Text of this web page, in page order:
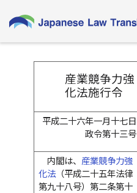
産業競争力強
化法施行令
平成二十六年一月十七日
政令第十三号
内閣は、 産業競争力強
化法（平成二十五年法律
第九十八号）第二条第十